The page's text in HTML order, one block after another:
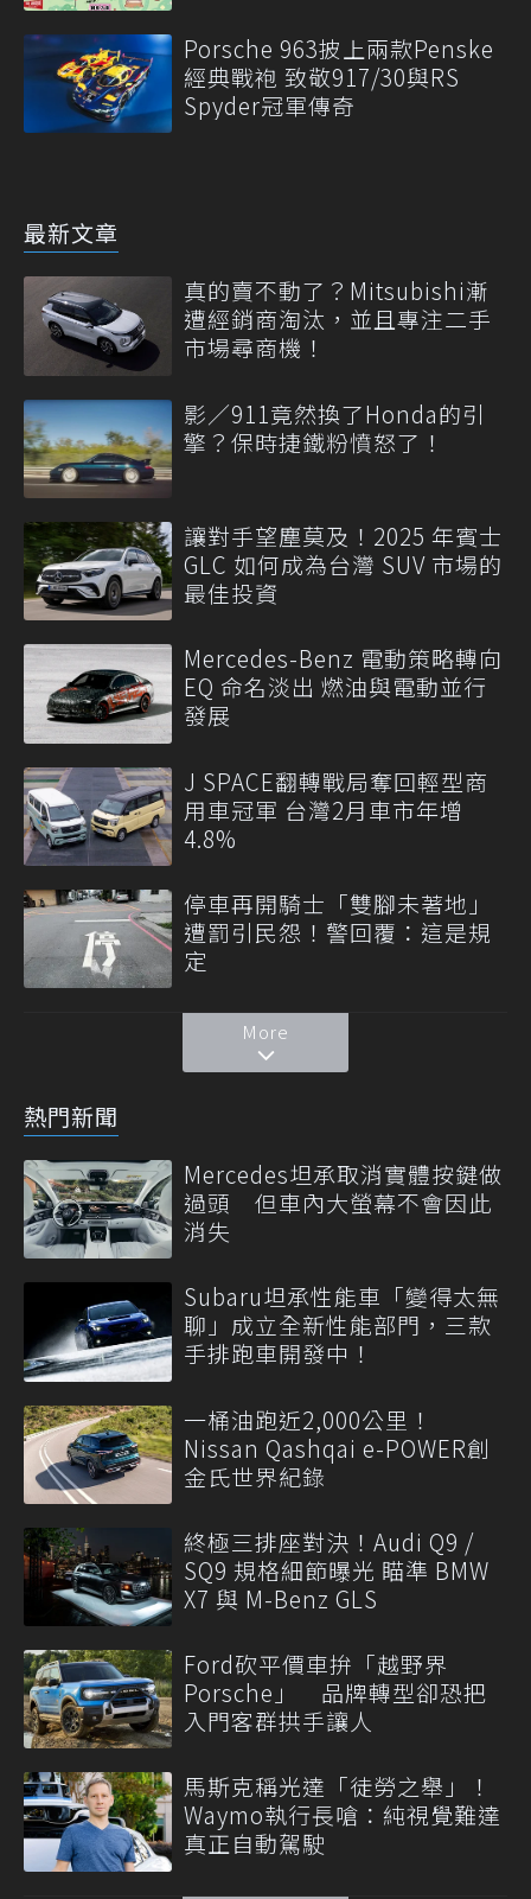
Porsche 963披上兩款Penske
經典戰袍 致敬917/30與RS
Spyder冠軍傳奇
最新文章
真的賣不動了？Mitsubishi漸
遭經銷商淘汰，並且專注二手
市場尋商機！
影／911竟然換了Honda的引
擎？保時捷鐵粉憤怒了！
讓對手望塵莫及！2025 年賓士
GLC 如何成為台灣 SUV 市場的
最佳投資
Mercedes-Benz 電動策略轉向
EQ 命名淡出 燃油與電動並行
發展
J SPACE翻轉戰局奪回輕型商
用車冠軍 台灣2月車市年增
4.8%
停車再開騎士「雙腳未著地」
遭罰引民怨！警回覆：這是規
定
More
熱門新聞
Mercedes坦承取消實體按鍵做
過頭 但車內大螢幕不會因此
消失
Subaru坦承性能車「變得太無
聊」成立全新性能部門，三款
手排跑車開發中！
一桶油跑近2,000公里！
Nissan Qashqai e-POWER創
金氏世界紀錄
終極三排座對決！Audi Q9 /
SQ9 規格細節曝光 瞄準 BMW
X7 與 M-Benz GLS
Ford砍平價車拚「越野界
Porsche」 品牌轉型卻恐把
入門客群拱手讓人
馬斯克稱光達「徒勞之舉」！
Waymo執行長嗆：純視覺難達
真正自動駕駛